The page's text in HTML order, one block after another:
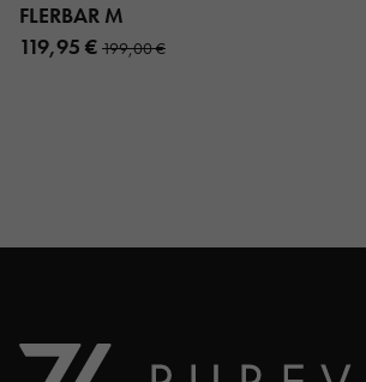
FLERBAR M
119,95 € 199,00 €